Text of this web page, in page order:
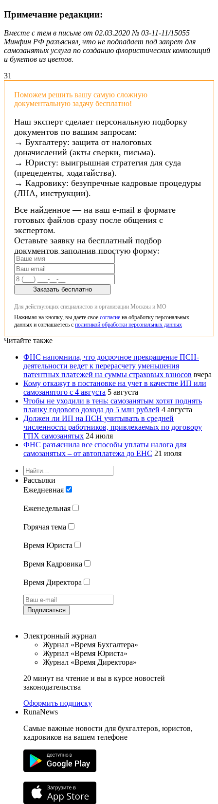
Примечание редакции:
Вместе с тем в письме от 02.03.2020 № 03-11-11/15055
Минфин РФ разъяснял, что не подпадает под запрет для
самозанятых услуга по созданию флористических композиций
и букетов из цветов.
31
Поможем решить вашу самую сложную
документальную задачу бесплатно!
Наш эксперт сделает персональную подборку
документов по вашим запросам:
→ Бухгалтеру: защита от налоговых
доначислений (акты сверки, письма).
→ Юристу: выигрышная стратегия для суда
(прецеденты, ходатайства).
→ Кадровику: безупречные кадровые процедуры
(ЛНА, инструкции).
Все найденное — на ваш e-mail в формате
готовых файлов сразу после общения с
экспертом.
Оставьте заявку на бесплатный подбор
документов заполнив простую форму:
Заказать бесплатно
Для действующих специалистов и организации Москвы и МО
Нажимая на кнопку, вы даете свое согласие на обработку персональных
данных и соглашаетесь с политикой обработки персональных данных
Читайте также
ФНС напомнила, что досрочное прекращение ПСН-
деятельности ведет к перерасчету уменьшения
патентных платежей на суммы страховых взносов вчера
Кому откажут в постановке на учет в качестве ИП или
самозанятого с 4 августа 5 августа
Чтобы не уходили в тень: самозанятым хотят поднять
планку годового дохода до 5 млн рублей 4 августа
Должен ли ИП на ПСН учитывать в средней
численности работников, привлекаемых по договору
ГПХ самозанятых 24 июля
ФНС разъяснила все способы уплаты налога для
самозанятых – от автоплатежа до ЕНС 21 июля
Рассылки
Ежедневная
Еженедельная
Горячая тема
Время Юриста
Время Кадровика
Время Директора
Подписаться
Электронный журнал
Журнал «Время Бухгалтера»
Журнал «Время Юриста»
Журнал «Время Директора»
20 минут на чтение и вы в курсе новостей
законодательства
Оформить подписку
RunaNews
Самые важные новости для бухгалтеров, юристов,
кадровиков на вашем телефоне